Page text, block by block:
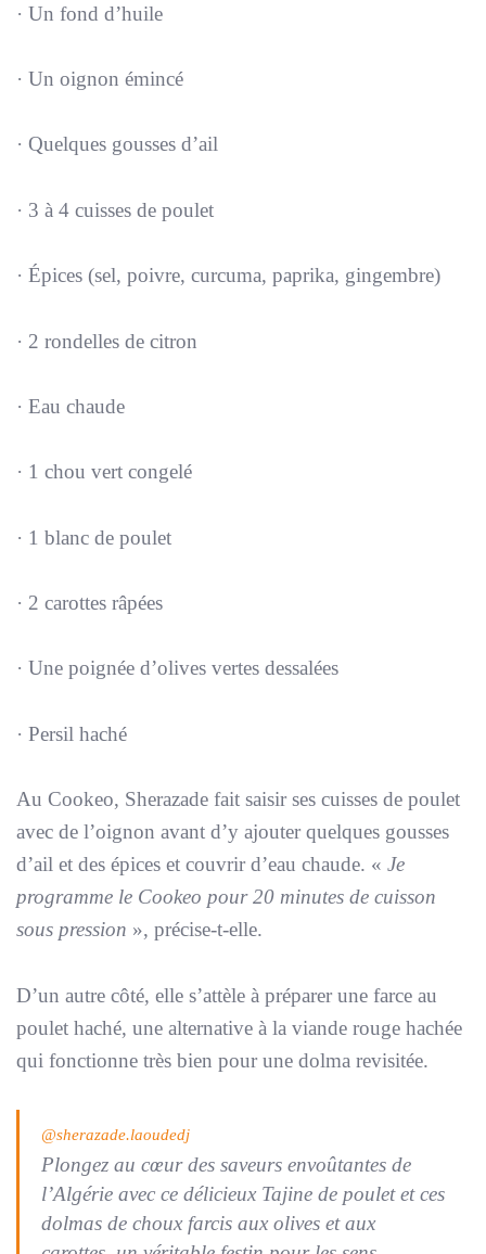
· Un fond d’huile
· Un oignon émincé
· Quelques gousses d’ail
· 3 à 4 cuisses de poulet
· Épices (sel, poivre, curcuma, paprika, gingembre)
· 2 rondelles de citron
· Eau chaude
· 1 chou vert congelé
· 1 blanc de poulet
· 2 carottes râpées
· Une poignée d’olives vertes dessalées
· Persil haché
Au Cookeo, Sherazade fait saisir ses cuisses de poulet
avec de l’oignon avant d’y ajouter quelques gousses
d’ail et des épices et couvrir d’eau chaude. « Je
programme le Cookeo pour 20 minutes de cuisson
sous pression », précise-t-elle.
D’un autre côté, elle s’attèle à préparer une farce au
poulet haché, une alternative à la viande rouge hachée
qui fonctionne très bien pour une dolma revisitée.
@sherazade.laoudedj
Plongez au cœur des saveurs envoûtantes de
l’Algérie avec ce délicieux Tajine de poulet et ces
dolmas de choux farcis aux olives et aux